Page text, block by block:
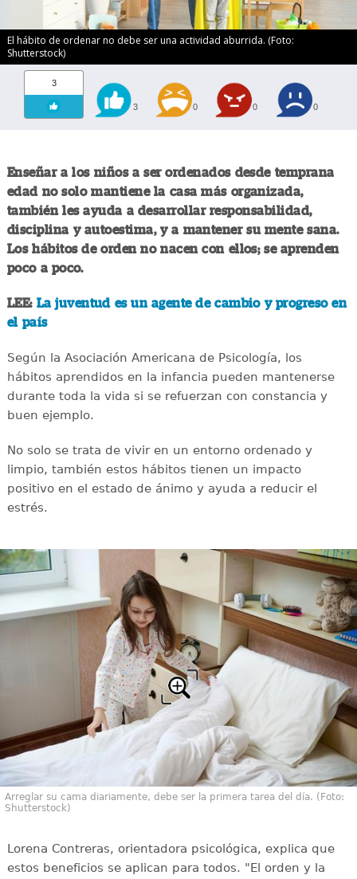
El hábito de ordenar no debe ser una actividad aburrida. (Foto:
Shutterstock)
3
3 0 0 0
Enseñar a los niños a ser ordenados desde temprana
edad no solo mantiene la casa más organizada,
también les ayuda a desarrollar responsabilidad,
disciplina y autoestima, y a mantener su mente sana.
Los hábitos de orden no nacen con ellos; se aprenden
poco a poco.
LEE: La juventud es un agente de cambio y progreso en
el país
Según la Asociación Americana de Psicología, los
hábitos aprendidos en la infancia pueden mantenerse
durante toda la vida si se refuerzan con constancia y
buen ejemplo.
No solo se trata de vivir en un entorno ordenado y
limpio, también estos hábitos tienen un impacto
positivo en el estado de ánimo y ayuda a reducir el
estrés.
Arreglar su cama diariamente, debe ser la primera tarea del día. (Foto:
Shutterstock)
Lorena Contreras, orientadora psicológica, explica que
estos beneficios se aplican para todos. "El orden y la